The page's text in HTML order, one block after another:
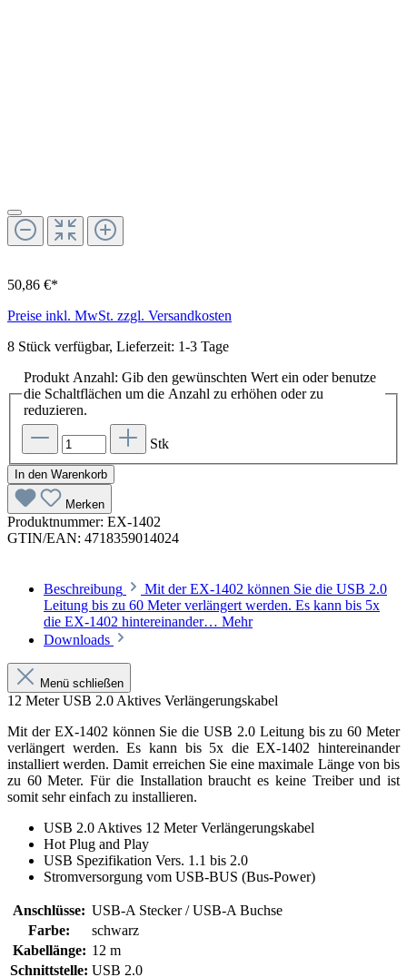
50,86 €*
Preise inkl. MwSt. zzgl. Versandkosten
8 Stück verfügbar, Lieferzeit: 1-3 Tage
Produkt Anzahl: Gib den gewünschten Wert ein oder benutze
die Schaltflächen um die Anzahl zu erhöhen oder zu
reduzieren.
Stk
In den Warenkorb
Merken
Produktnummer: EX-1402
GTIN/EAN: 4718359014024
Beschreibung
Mit der EX-1402 können Sie die USB 2.0
Leitung bis zu 60 Meter verlängert werden. Es kann bis 5x
die EX-1402 hintereinander… Mehr
Downloads
Menü schließen
12 Meter USB 2.0 Aktives Verlängerungskabel
Mit der EX-1402 können Sie die USB 2.0 Leitung bis zu 60 Meter
verlängert werden. Es kann bis 5x die EX-1402 hintereinander
installiert werden. Damit erreichen Sie eine maximale Länge von bis
zu 60 Meter. Für die Installation braucht es keine Treiber und ist
somit sehr einfach zu installieren.
USB 2.0 Aktives 12 Meter Verlängerungskabel
Hot Plug and Play
USB Spezifikation Vers. 1.1 bis 2.0
Stromversorgung vom USB-BUS (Bus-Power)
Anschlüsse: USB-A Stecker / USB-A Buchse
Farbe:
schwarz
Kabellänge: 12 m
Schnittstelle: USB 2.0